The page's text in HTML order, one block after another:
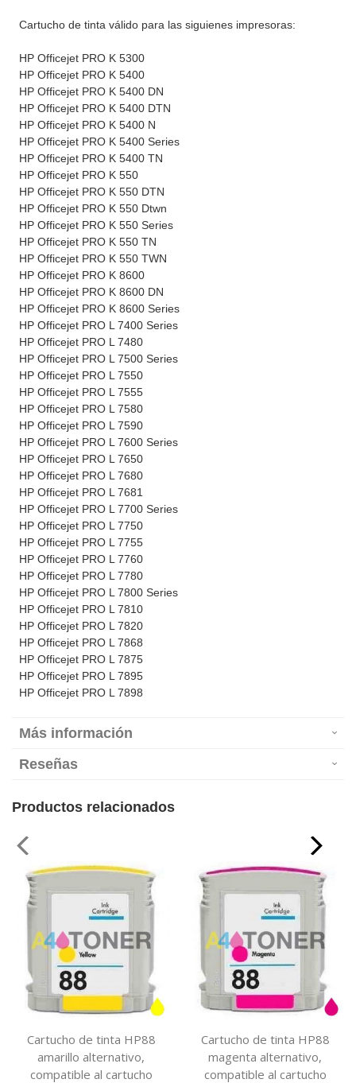
Cartucho de tinta válido para las siguienes impresoras:
HP Officejet PRO K 5300
HP Officejet PRO K 5400
HP Officejet PRO K 5400 DN
HP Officejet PRO K 5400 DTN
HP Officejet PRO K 5400 N
HP Officejet PRO K 5400 Series
HP Officejet PRO K 5400 TN
HP Officejet PRO K 550
HP Officejet PRO K 550 DTN
HP Officejet PRO K 550 Dtwn
HP Officejet PRO K 550 Series
HP Officejet PRO K 550 TN
HP Officejet PRO K 550 TWN
HP Officejet PRO K 8600
HP Officejet PRO K 8600 DN
HP Officejet PRO K 8600 Series
HP Officejet PRO L 7400 Series
HP Officejet PRO L 7480
HP Officejet PRO L 7500 Series
HP Officejet PRO L 7550
HP Officejet PRO L 7555
HP Officejet PRO L 7580
HP Officejet PRO L 7590
HP Officejet PRO L 7600 Series
HP Officejet PRO L 7650
HP Officejet PRO L 7680
HP Officejet PRO L 7681
HP Officejet PRO L 7700 Series
HP Officejet PRO L 7750
HP Officejet PRO L 7755
HP Officejet PRO L 7760
HP Officejet PRO L 7780
HP Officejet PRO L 7800 Series
HP Officejet PRO L 7810
HP Officejet PRO L 7820
HP Officejet PRO L 7868
HP Officejet PRO L 7875
HP Officejet PRO L 7895
HP Officejet PRO L 7898
Más información
Reseñas
Productos relacionados
Cartucho de tinta HP88
amarillo alternativo,
compatible al cartucho
Cartucho de tinta HP88
magenta alternativo,
compatible al cartucho